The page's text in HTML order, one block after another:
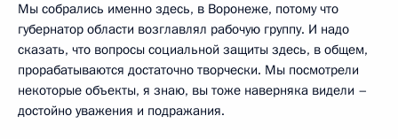
Мы собрались именно здесь, в Воронеже, потому что
губернатор области возглавлял рабочую группу. И надо
сказать, что вопросы социальной защиты здесь, в общем,
прорабатываются достаточно творчески. Мы посмотрели
некоторые объекты, я знаю, вы тоже наверняка видели –
достойно уважения и подражания.